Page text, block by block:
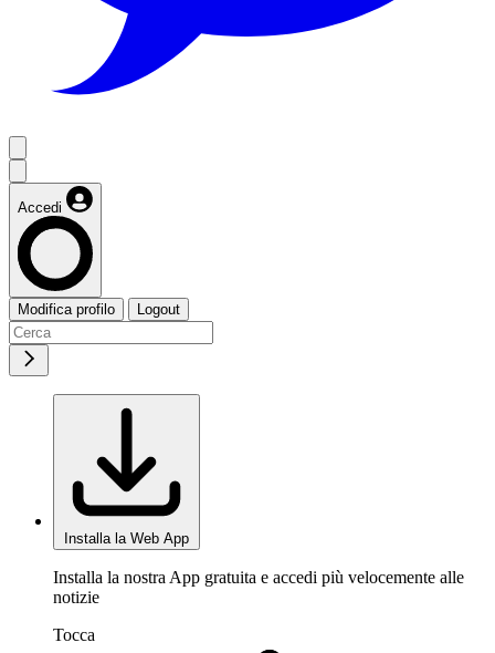
Accedi
Modifica profilo Logout
Installa la Web App
Installa la nostra App gratuita e accedi più velocemente alle
notizie
Tocca